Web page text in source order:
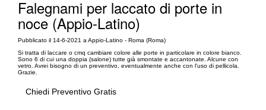
Falegnami per laccato di porte in
noce (Appio-Latino)
Pubblicato il 14-6-2021 a Appio-Latino - Roma (Roma)
Si tratta di laccare o cmq cambiare colore alle porte in particolare in colore bianco.
Sono 6 di cui una doppia (salone) tutte già smontate e accantonate. Alcune con
vetro. Avrei bisogno di un preventivo, eventualmente anche con l'uso di pellicola.
Grazie.
Chiedi Preventivo Gratis